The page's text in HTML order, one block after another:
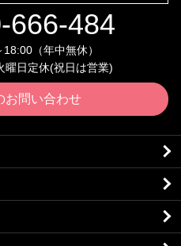
666-484
（年中無休）
日定休(祝日は営業)
お問い合わせ